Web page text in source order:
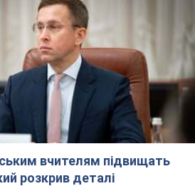
вчителям підвищать
розкрив деталі